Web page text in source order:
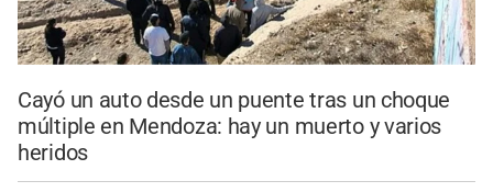
Cayó un auto desde un puente tras un choque
múltiple en Mendoza: hay un muerto y varios
heridos